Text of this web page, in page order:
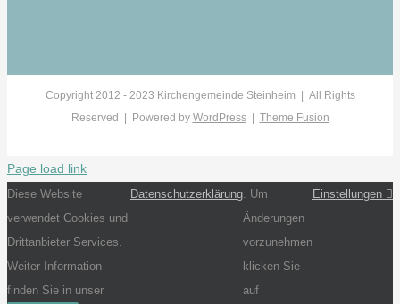
Copyright 2012 - 2023 Kirchengemeinde Steinheim | All Rights
Reserved | Powered by WordPress| Theme Fusion
Page load link
Diese Website
verwendet Cookies und
Drittanbieter Services.
Weiter Information
finden Sie in unser
Datenschutzerklärung . Um
Änderungen
vorzunehmen
klicken Sie
auf
Einstellungen